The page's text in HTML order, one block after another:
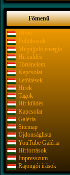
Főmenü
Hírek
Politikusok
Megújjuló energia
Hírküldés
Történelem
Kapcsolat
Letöltések
Hírek
Tagok
Hír küldés
Kapcsolat
Galéria
Sitemap
Újdonságlista
YouTube Galéria
Hírforrások
Impresszum
Rajongói írások